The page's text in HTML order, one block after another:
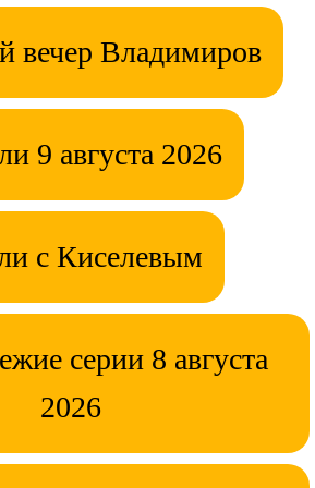
вечер Владимиров
9 августа 2026
с Киселевым
серии 8 августа
2026